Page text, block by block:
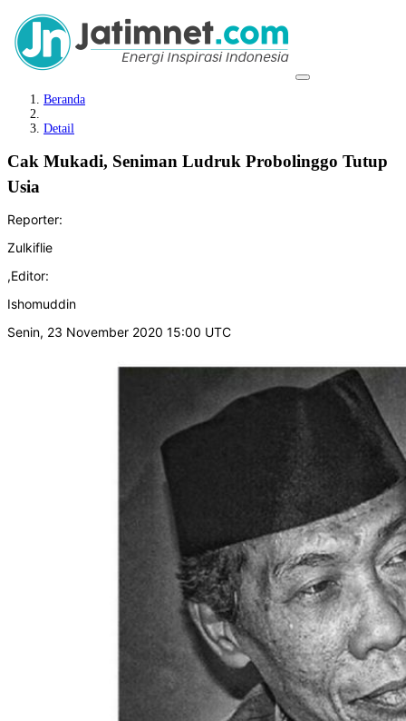
Beranda
Detail
Cak Mukadi, Seniman Ludruk Probolinggo Tutup
Usia
Reporter:
Zulkiflie
,Editor:
Ishomuddin
Senin, 23 November 2020 15:00 UTC